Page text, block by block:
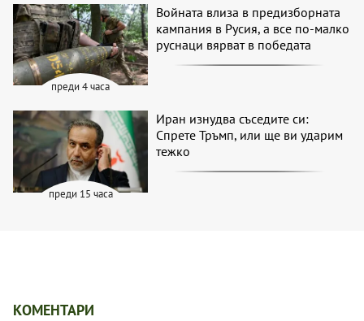
преди 4 часа
Войната влиза в предизборната
кампания в Русия, а все по-малко
руснаци вярват в победата
преди 15 часа
Иран изнудва съседите си:
Спрете Тръмп, или ще ви ударим
тежко
КОМЕНТАРИ